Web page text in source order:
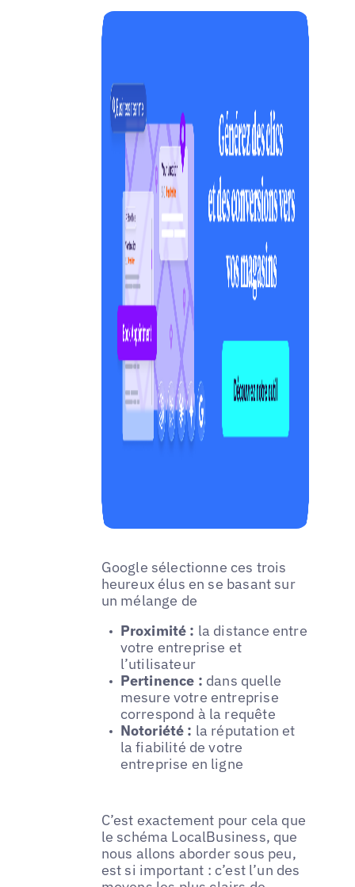
Google sélectionne ces trois
heureux élus en se basant sur
un mélange de
Proximité : la distance entre
votre entreprise et
l’utilisateur
Pertinence : dans quelle
mesure votre entreprise
correspond à la requête
Notoriété : la réputation et
la fiabilité de votre
entreprise en ligne
C’est exactement pour cela que
le schéma LocalBusiness, que
nous allons aborder sous peu,
est si important : c’est l’un des